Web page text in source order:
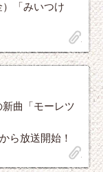
）「みいつけ
clip
曲「モーレツ
ら放送開始！
clip